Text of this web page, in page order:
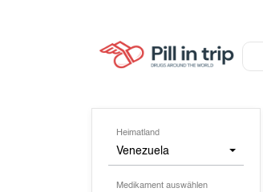
Heimatland
Venezuela
Medikament auswählen